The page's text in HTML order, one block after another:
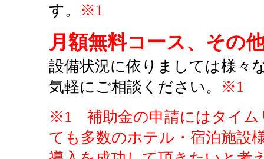
す。
※1
月額無料コース、その
設備状況に依りましては様々
気軽にご相談ください。
※1
※1 補助金の申請にはタイム
ても多数のホテル・宿泊施設